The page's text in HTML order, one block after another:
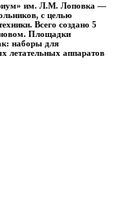
им. Л.М. Лоповка —
с целью
Всего создано 5
Площадки
наборы для
летательных аппаратов